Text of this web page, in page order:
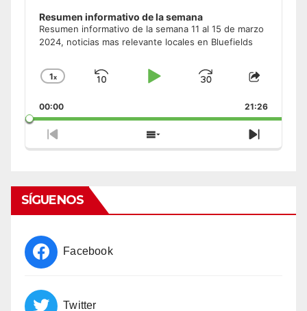
Resumen informativo de la semana
Resumen informativo de la semana 11 al 15 de marzo
2024, noticias mas relevante locales en Bluefields
Change
Rate
1x
Skip
Play
Jump
Forward
Share
Episode
00:00 21:26
Previous
Episode
Show
Episodes
Next
Episode
SÍGUENOS
Facebook
Twitter